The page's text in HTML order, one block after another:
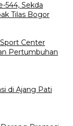
544, Sekda
Tilas Bogor
Center
Pertumbuhan
di Ajang Pati